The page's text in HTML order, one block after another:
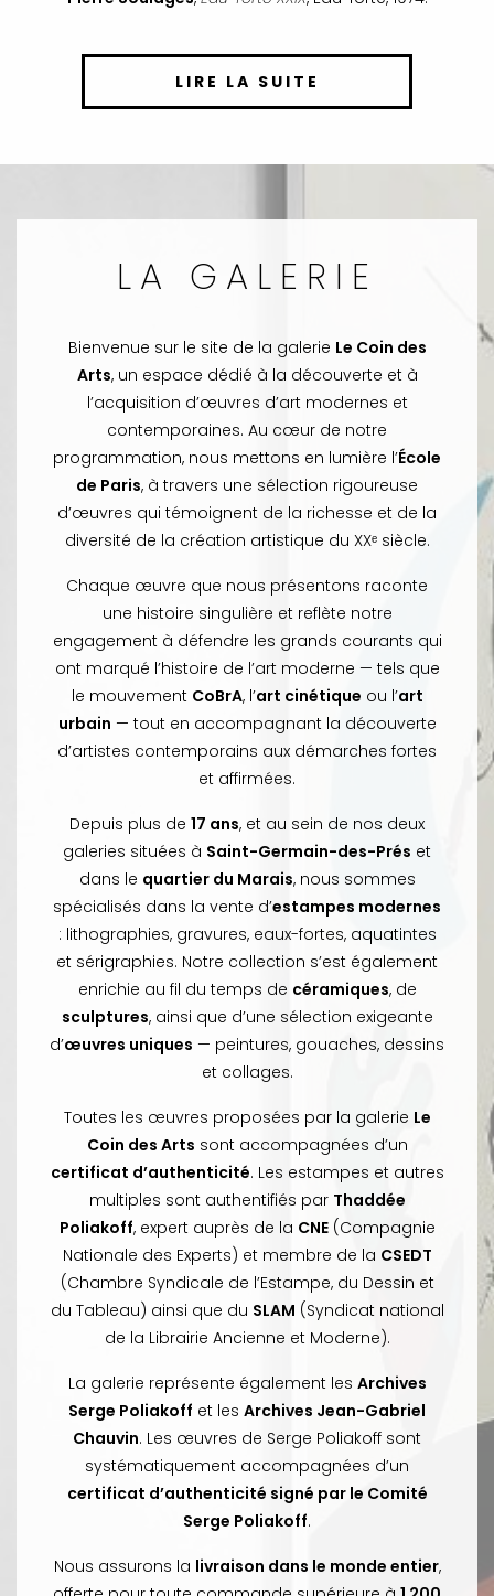
LIRE LA SUITE
LA GALERIE
Bienvenue sur le site de la galerie Le Coin des
Arts, un espace dédié à la découverte et à
l’acquisition d’œuvres d’art modernes et
contemporaines. Au cœur de notre
programmation, nous mettons en lumière l’École
de Paris, à travers une sélection rigoureuse
d’œuvres qui témoignent de la richesse et de la
diversité de la création artistique du XXᵉ siècle.
Chaque œuvre que nous présentons raconte
une histoire singulière et reflète notre
engagement à défendre les grands courants qui
ont marqué l’histoire de l’art moderne — tels que
le mouvement CoBrA, l’art cinétique ou l’art
urbain — tout en accompagnant la découverte
d’artistes contemporains aux démarches fortes
et affirmées.
Depuis plus de 17 ans, et au sein de nos deux
galeries situées à Saint-Germain-des-Prés et
dans le quartier du Marais, nous sommes
spécialisés dans la vente d’estampes modernes
: lithographies, gravures, eaux-fortes, aquatintes
et sérigraphies. Notre collection s’est également
enrichie au fil du temps de céramiques, de
sculptures, ainsi que d’une sélection exigeante
d’œuvres uniques — peintures, gouaches, dessins
et collages.
Toutes les œuvres proposées par la galerie Le
Coin des Arts sont accompagnées d’un
certificat d’authenticité. Les estampes et autres
multiples sont authentifiés par Thaddée
Poliakoff, expert auprès de la CNE(Compagnie
Nationale des Experts) et membre de la CSEDT
(Chambre Syndicale de l’Estampe, du Dessin et
du Tableau) ainsi que du SLAM (Syndicat national
de la Librairie Ancienne et Moderne).
La galerie représente également les Archives
Serge Poliakoff et les Archives Jean-Gabriel
Chauvin. Les œuvres de Serge Poliakoff sont
systématiquement accompagnées d’un
certificat d’authenticité signé par le Comité
Serge Poliakoff.
Nous assurons la livraison dans le monde entier,